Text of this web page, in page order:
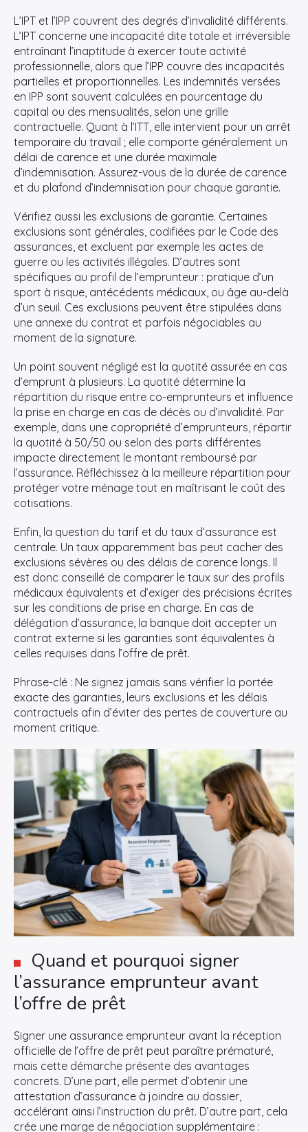
L’IPT et l’IPP couvrent des degrés d’invalidité différents.
L’IPT concerne une incapacité dite totale et irréversible
entraînant l’inaptitude à exercer toute activité
professionnelle, alors que l’IPP couvre des incapacités
partielles et proportionnelles. Les indemnités versées
en IPP sont souvent calculées en pourcentage du
capital ou des mensualités, selon une grille
contractuelle. Quant à l’ITT, elle intervient pour un arrêt
temporaire du travail ; elle comporte généralement un
délai de carence et une durée maximale
d’indemnisation. Assurez-vous de la durée de carence
et du plafond d’indemnisation pour chaque garantie.
Vérifiez aussi les exclusions de garantie. Certaines
exclusions sont générales, codifiées par le Code des
assurances, et excluent par exemple les actes de
guerre ou les activités illégales. D’autres sont
spécifiques au profil de l’emprunteur : pratique d’un
sport à risque, antécédents médicaux, ou âge au-delà
d’un seuil. Ces exclusions peuvent être stipulées dans
une annexe du contrat et parfois négociables au
moment de la signature.
Un point souvent négligé est la quotité assurée en cas
d’emprunt à plusieurs. La quotité détermine la
répartition du risque entre co-emprunteurs et influence
la prise en charge en cas de décès ou d’invalidité. Par
exemple, dans une copropriété d’emprunteurs, répartir
la quotité à 50/50 ou selon des parts différentes
impacte directement le montant remboursé par
l’assurance. Réfléchissez à la meilleure répartition pour
protéger votre ménage tout en maîtrisant le coût des
cotisations.
Enfin, la question du tarif et du taux d’assurance est
centrale. Un taux apparemment bas peut cacher des
exclusions sévères ou des délais de carence longs. Il
est donc conseillé de comparer le taux sur des profils
médicaux équivalents et d’exiger des précisions écrites
sur les conditions de prise en charge. En cas de
délégation d’assurance, la banque doit accepter un
contrat externe si les garanties sont équivalentes à
celles requises dans l’offre de prêt.
Phrase-clé : Ne signez jamais sans vérifier la portée
exacte des garanties, leurs exclusions et les délais
contractuels afin d’éviter des pertes de couverture au
moment critique.
Quand et pourquoi signer
l’assurance emprunteur avant
l’offre de prêt
Signer une assurance emprunteur avant la réception
officielle de l’offre de prêt peut paraître prématuré,
mais cette démarche présente des avantages
concrets. D’une part, elle permet d’obtenir une
attestation d’assurance à joindre au dossier,
accélérant ainsi l’instruction du prêt. D’autre part, cela
crée une marge de négociation supplémentaire :